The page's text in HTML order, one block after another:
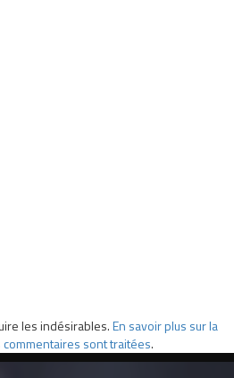
les indésirables.En savoir plus sur la
sont traitées.